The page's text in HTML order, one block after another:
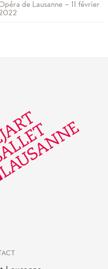
de Lausanne – 11 février